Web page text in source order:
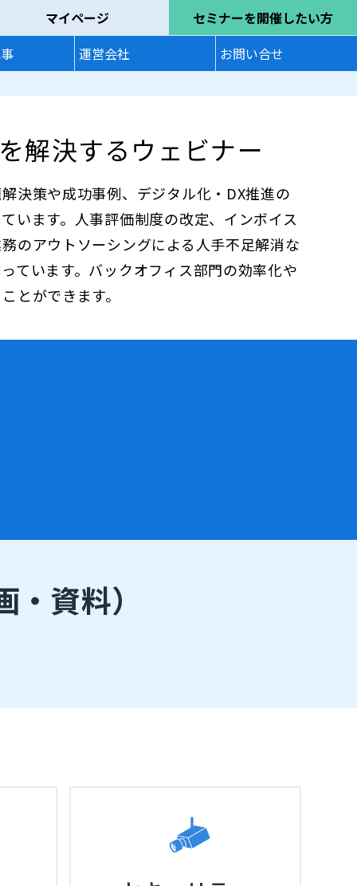
マイページ
セミナーを開催したい方
運営会社 お問い合せ
解決するウェビナー
決策や成功事例、デジタル化・DX推進の
います。人事評価制度の改定、インボイス
のアウトソーシングによる人手不足解消な
ています。バックオフィス部門の効率化や
とができます。
・資料）